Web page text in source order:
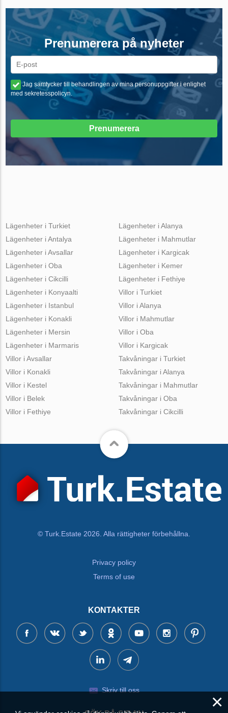
Prenumerera på nyheter
Jag samtycker till behandlingen av mina personuppgifter i enlighet
med sekretesspolicyn.
Prenumerera
Lägenheter i Turkiet
Lägenheter i Antalya
Lägenheter i Avsallar
Lägenheter i Oba
Lägenheter i Cikcilli
Lägenheter i Alanya
Lägenheter i Mahmutlar
Lägenheter i Kargicak
Lägenheter i Kemer
Lägenheter i Fethiye
Lägenheter i Konyaalti
Lägenheter i Istanbul
Lägenheter i Konakli
Lägenheter i Mersin
Lägenheter i Marmaris
Villor i Turkiet
Villor i Alanya
Villor i Mahmutlar
Villor i Oba
Villor i Kargicak
Villor i Avsallar
Villor i Konakli
Villor i Kestel
Villor i Belek
Villor i Fethiye
Takvåningar i Turkiet
Takvåningar i Alanya
Takvåningar i Mahmutlar
Takvåningar i Oba
Takvåningar i Cikcilli
© Turk.Estate 2026. Alla rättigheter förbehållna.
Privacy policy
Terms of use
KONTAKTER
Skriv till oss
×